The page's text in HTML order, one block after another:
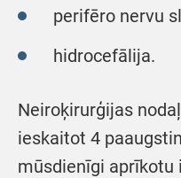
perifēro nervu
hidrocefālija.
Neiroķirurģijas
ieskaitot 4
mūsdienīgi